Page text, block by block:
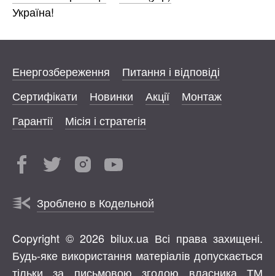
Україна!
Енергозбереження
Питання і відповіді
Сертифікати
Новинки Акції
Монтаж
Гарантії
Місія і стратегія
Зроблено в Кодельной
Copyright © 2026 bilux.ua Всі права захищені.
Будь-яке використання матеріалів допускається
тільки за письмовою згодою власника ТМ